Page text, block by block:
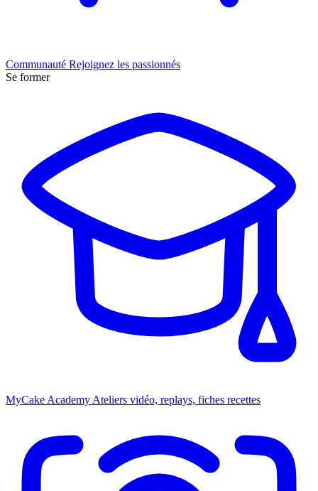
Communauté Rejoignez les passionnés
Se former
MyCake Academy Ateliers vidéo, replays, fiches recettes